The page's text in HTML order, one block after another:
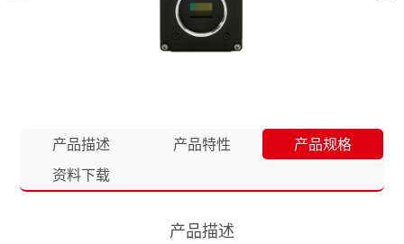
产品描述 产品特性
产品规格
资料下载
产品描述